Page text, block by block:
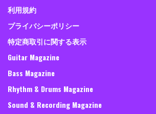
利用規約
プライバシーポリシー
特定商取引に関する表示
Guitar Magazine
Bass Magazine
Rhythm & Drums Magazine
Sound & Recording Magazine